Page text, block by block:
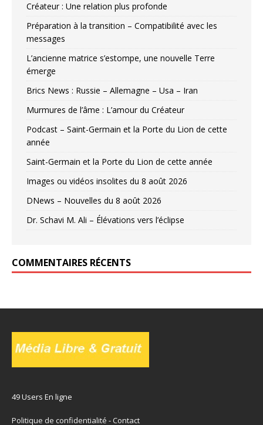
Créateur : Une relation plus profonde
Préparation à la transition – Compatibilité avec les
messages
L’ancienne matrice s’estompe, une nouvelle Terre
émerge
Brics News : Russie – Allemagne – Usa – Iran
Murmures de l’âme : L’amour du Créateur
Podcast – Saint-Germain et la Porte du Lion de cette
année
Saint-Germain et la Porte du Lion de cette année
Images ou vidéos insolites du 8 août 2026
DNews – Nouvelles du 8 août 2026
Dr. Schavi M. Ali – Élévations vers l’éclipse
COMMENTAIRES RÉCENTS
49 Users En ligne
Politique de confidentialité -Contact